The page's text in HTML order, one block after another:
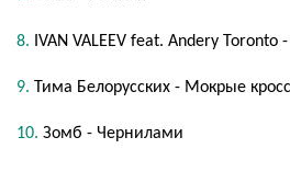
IVAN VALEEV feat. Andery Toronto
Тима Белорусских - Мокрые
Зомб - Чернилами